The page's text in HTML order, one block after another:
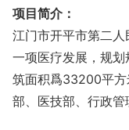
项目简介：
江门市开平市第二
一项医疗发展，规
筑面积爲33200平方
部、医技部、行政管